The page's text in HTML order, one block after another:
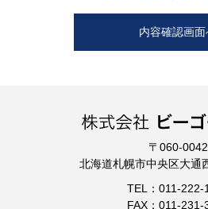
〒060-0042
北海道札幌市中央区大通
TEL：011-222-
FAX：011-231-